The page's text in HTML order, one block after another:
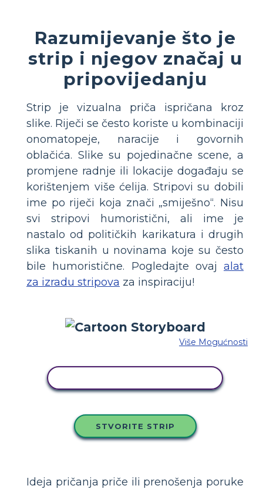
Razumijevanje što je
strip i njegov značaj u
pripovijedanju
Strip je vizualna priča ispričana kroz
slike. Riječi se često koriste u kombinaciji
onomatopeje, naracije i govornih
oblačića. Slike su pojedinačne scene, a
promjene radnje ili lokacije događaju se
korištenjem više ćelija. Stripovi su dobili
ime po riječi koja znači „smiješno“. Nisu
svi stripovi humoristični, ali ime je
nastalo od političkih karikatura i drugih
slika tiskanih u novinama koje su često
bile humoristične. Pogledajte ovaj alat
za izradu stripova za inspiraciju!
Više Mogućnosti
STVORITE STRIP
Ideja pričanja priče ili prenošenja poruke